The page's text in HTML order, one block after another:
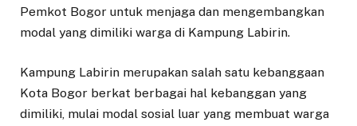
Pemkot Bogor untuk menjaga dan mengembangkan
modal yang dimiliki warga di Kampung Labirin.
Kampung Labirin merupakan salah satu kebanggaan
Kota Bogor berkat berbagai hal kebanggan yang
dimiliki, mulai modal sosial luar yang membuat warga